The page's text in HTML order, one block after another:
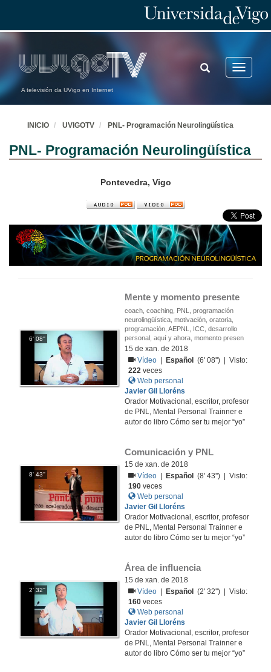
A televisión da UVigo en Internet
Toggle
TOGGLE
SEARCH
INICIO UVIGOTV PNL- Programación Neurolingüística
PNL- Programación Neurolingüística
Pontevedra, Vigo
6' 08''
Mente y momento presente
coach, coaching, PNL, programación
neurolingüística, motivación, oratoria,
programación, AEPNL, ICC, desarrollo
personal, aquí y ahora, momento presen
15 de xan. de 2018
Vídeo
Español
(6' 08'') | Visto:
222 veces
Web personal
Javier Gil Lloréns
Orador Motivacional, escritor, profesor
de PNL, Mental Personal Trainner e
autor do libro Cómo ser tu mejor “yo”
8' 43''
Comunicación y PNL
15 de xan. de 2018
Vídeo
Español
(8' 43'') | Visto:
190 veces
Web personal
Javier Gil Lloréns
Orador Motivacional, escritor, profesor
de PNL, Mental Personal Trainner e
autor do libro Cómo ser tu mejor “yo”
2' 32''
Área de influencia
15 de xan. de 2018
Vídeo
Español
(2' 32'') | Visto:
160 veces
Web personal
Javier Gil Lloréns
Orador Motivacional, escritor, profesor
de PNL, Mental Personal Trainner e
autor do libro Cómo ser tu mejor “yo”